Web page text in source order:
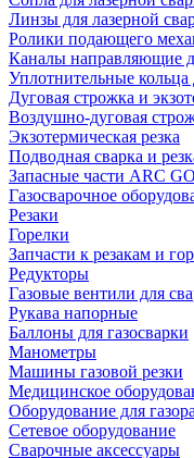
Линзы для лазерной
Ролики подающего
Каналы направляющие
Уплотнительные кольца
Дуговая строжка и
Воздушно-дуговая
Экзотермическая резка
Подводная сварка и
Запасные части ARC
Газосварочное
Резаки
Горелки
Запчасти к резакам и
Редукторы
Газовые вентили для
Рукава напорные
Баллоны для газосварки
Манометры
Машины газовой резки
Медицинское
Оборудование для
Сетевое оборудование
Сварочные аксессуары